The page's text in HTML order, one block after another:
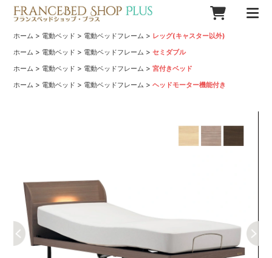
ホーム > 電動ベッド > 電動ベッドフレーム > レッグ(キャスター以外)
ホーム > 電動ベッド > 電動ベッドフレーム >セミダブル
ホーム > 電動ベッド > 電動ベッドフレーム >宮付きベッド
ホーム > 電動ベッド > 電動ベッドフレーム >ヘッドモーター機能付き